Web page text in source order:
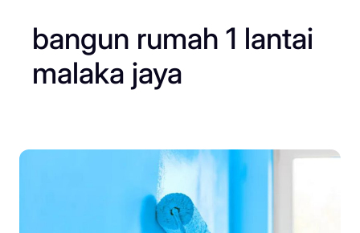
bangun rumah 1 lantai
malaka jaya